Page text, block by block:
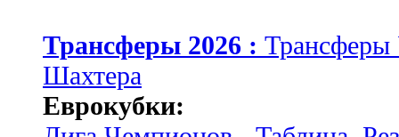
Трансферы 2026 :
Шахтера
Еврокубки: